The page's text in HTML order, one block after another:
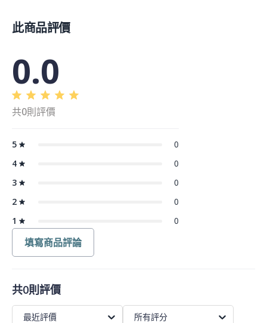
此商品評價
0.0
共0則評價
5
0
4
0
3
0
2
0
1
0
填寫商品評論
共0則評價
最近評價 所有評分